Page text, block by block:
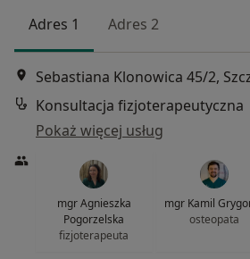
Adres 1 Adres 2
Sebastiana Klonowica 45/2,
Konsultacja fizjoterapeutyczna
Pokaż więcej usług
mgr Agnieszka
Pogorzelska
fizjoterapeuta
mgr Kamil
osteopata